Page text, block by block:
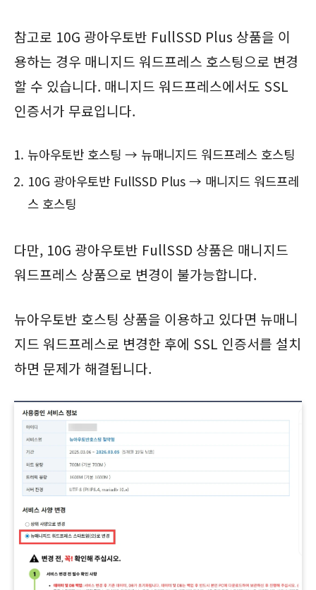
참고로 10G 광아우토반 FullSSD Plus 상품을 이
용하는 경우 매니지드 워드프레스 호스팅으로 변경
할 수 있습니다. 매니지드 워드프레스에서도 SSL
인증서가 무료입니다.
뉴아우토반 호스팅 → 뉴매니지드 워드프레스 호스팅
10G 광아우토반 FullSSD Plus → 매니지드 워드프레
스 호스팅
다만, 10G 광아우토반 FullSSD 상품은 매니지드
워드프레스 상품으로 변경이 불가능합니다.
뉴아우토반 호스팅 상품을 이용하고 있다면 뉴매니
지드 워드프레스로 변경한 후에 SSL 인증서를 설치
하면 문제가 해결됩니다.